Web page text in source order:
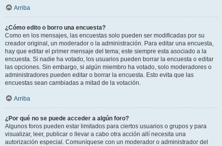
Arriba
¿Cómo edito o borro una encuesta?
Como en los mensajes, las encuestas solo pueden ser modificadas por su
creador original, un moderador o la administración. Para editar una encuesta,
hay que editar el primer mensaje del tema; este siempre esta asociado a la
encuesta. Si nadie ha votado, los usuarios pueden borrar la encuesta o editar
las opciones. Sin embargo, si algún miembro ha votado, solo moderadores o
administradores pueden editar o borrar la encuesta. Esto evita que las
encuestas sean cambiadas a mitad de la votación.
Arriba
¿Por qué no se puede acceder a algún foro?
Algunos foros pueden estar limitados para ciertos usuarios o grupos y para
visualizar, leer, publicar o llevar a cabo otra acción allí necesita una
autorización especial. Comuníquese con un moderador o administrador del